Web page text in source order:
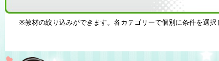
※教材の絞り込みができます。各カテゴリーで個別に条件を選択